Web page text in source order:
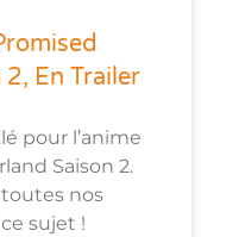
En Trailer
pour l’anime
Saison 2.
nos
sujet !